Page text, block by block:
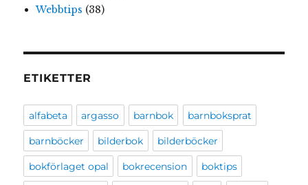
Webbtips (38)
ETIKETTER
alfabeta argasso barnbok barnboksprat
barnböcker bilderbok bilderböcker
bokförlaget opal bokrecension boktips